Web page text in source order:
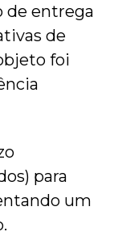
de entrega
de
foi
para
um